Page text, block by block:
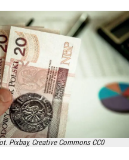
Pixbay, Creative Commons CC0